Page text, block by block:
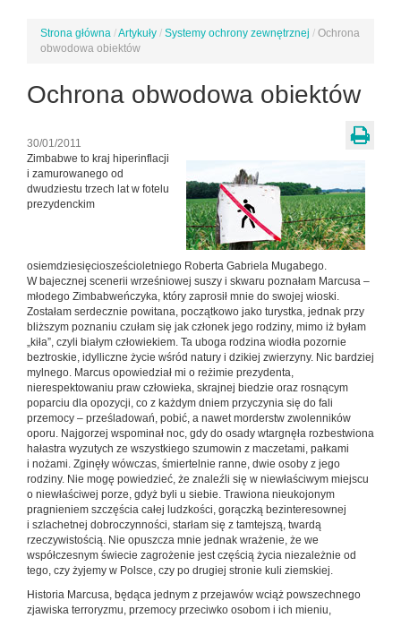
Jesteś
tutaj
Strona główna /Artykuły / Systemy ochrony zewnętrznej / Ochrona
obwodowa obiektów
Ochrona obwodowa obiektów
30/01/2011
Zimbabwe to kraj hiperinflacji
i zamurowanego od
dwudziestu trzech lat w fotelu
prezydenckim
osiemdziesięciosześcioletniego Roberta Gabriela Mugabego.
W bajecznej scenerii wrześniowej suszy i skwaru poznałam Marcusa –
młodego Zimbabweńczyka, który zaprosił mnie do swojej wioski.
Zostałam serdecznie powitana, początkowo jako turystka, jednak przy
bliższym poznaniu czułam się jak członek jego rodziny, mimo iż byłam
„kiła”, czyli białym człowiekiem. Ta uboga rodzina wiodła pozornie
beztroskie, idylliczne życie wśród natury i dzikiej zwierzyny. Nic bardziej
mylnego. Marcus opowiedział mi o reżimie prezydenta,
nierespektowaniu praw człowieka, skrajnej biedzie oraz rosnącym
poparciu dla opozycji, co z każdym dniem przyczynia się do fali
przemocy – prześladowań, pobić, a nawet morderstw zwolenników
oporu. Najgorzej wspominał noc, gdy do osady wtargnęła rozbestwiona
hałastra wyzutych ze wszystkiego szumowin z maczetami, pałkami
i nożami. Zginęły wówczas, śmiertelnie ranne, dwie osoby z jego
rodziny. Nie mogę powiedzieć, że znaleźli się w niewłaściwym miejscu
o niewłaściwej porze, gdyż byli u siebie. Trawiona nieukojonym
pragnieniem szczęścia całej ludzkości, gorączką bezinteresownej
i szlachetnej dobroczynności, starłam się z tamtejszą, twardą
rzeczywistością. Nie opuszcza mnie jednak wrażenie, że we
współczesnym świecie zagrożenie jest częścią życia niezależnie od
tego, czy żyjemy w Polsce, czy po drugiej stronie kuli ziemskiej.
Historia Marcusa, będąca jednym z przejawów wciąż powszechnego
zjawiska terroryzmu, przemocy przeciwko osobom i ich mieniu,